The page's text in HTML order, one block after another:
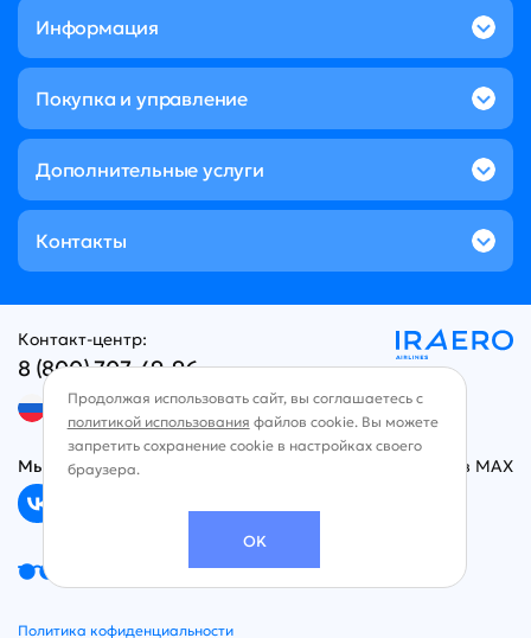
Информация
Покупка и управление
Дополнительные услуги
Контакты
Контакт-центр:
8 (800) 707-49-96
Русский язык
Мы в социальных сетях Чат в MAX
Версия для слабовидящих
Политика кофиденциальности
Продолжая использовать сайт, вы соглашаетесь с
политикой использования файлов cookie. Вы можете
запретить сохранение cookie в настройках своего
браузера.
OK